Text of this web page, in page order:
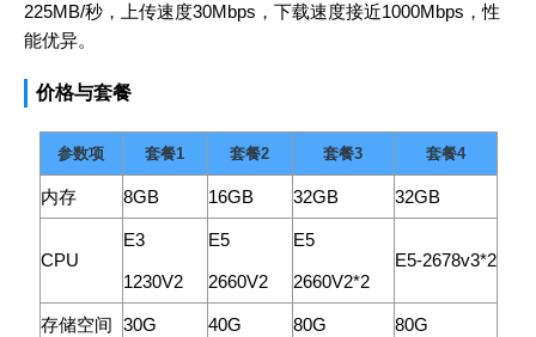
225MB/秒，上传速度30Mbps，下载速度接近1000Mbps，性
能优异。
价格与套餐
参数项 套餐1 套餐2 套餐3 套餐4
内存 8GB 16GB 32GB 32GB
CPU
E3
1230V2
E5
2660V2
E5
2660V2*2
E5-2678v3*2
存储空间 30G 40G 80G 80G